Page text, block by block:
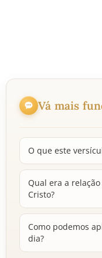
Vá mais
O que este
Qual era a
Cristo?
Como podemos
dia?